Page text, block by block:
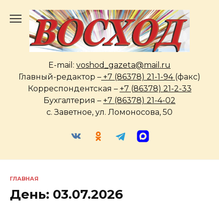
содержанию
E-mail: voshod_gazeta@mail.ru
Главный-редактор – +7 (86378) 21-1-94 (факс)
Корреспондентская – +7 (86378) 21-2-33
Бухгалтерия – +7 (86378) 21-4-02
с. Заветное, ул. Ломоносова, 50
ГЛАВНАЯ
День: 03.07.2026